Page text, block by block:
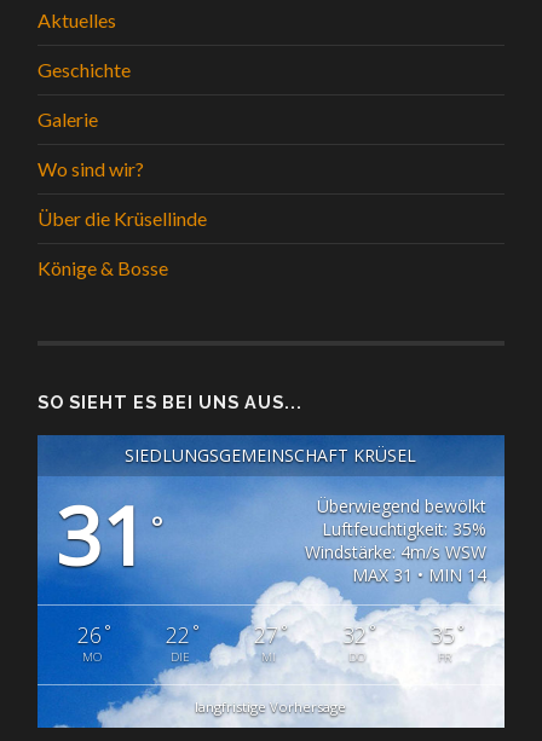
Aktuelles
Geschichte
Galerie
Wo sind wir?
Über die Krüsellinde
Könige & Bosse
SO SIEHT ES BEI UNS AUS...
SIEDLUNGSGEMEINSCHAFT KRÜSEL
31°
Überwiegend bewölkt
Luftfeuchtigkeit: 35%
Windstärke: 4m/s WSW
MAX 31 • MIN 14
26°
MO
22 °
DIE
27°
MI
32°
DO
35°
FR
langfristige Vorhersage